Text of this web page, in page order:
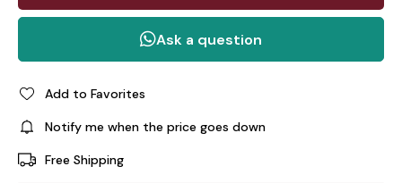
Add to Favorites
Notify me when the price goes down
Free Shipping